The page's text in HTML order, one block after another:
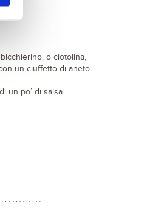
o ciotolina,
un ciuffetto di aneto.
un po’ di salsa.